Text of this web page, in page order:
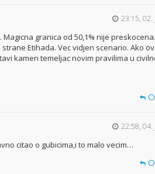
23:15, 02.
granica od 50,1% nije preskocena.
Etihada. Vec vidjen scenario. Ako
kamen temeljac novim pravilima u
22:58, 04.
citao o gubicima,i to malo vecim…